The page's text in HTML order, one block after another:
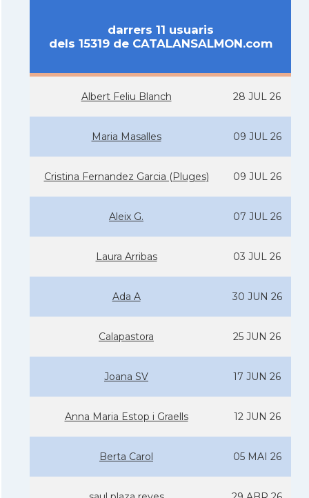
darrers 11 usuaris
dels 15319 de CATALANSALMON.com
Albert Feliu Blanch 28 JUL 26
Maria Masalles 09 JUL 26
Cristina Fernandez Garcia (Pluges) 09 JUL 26
Aleix G. 07 JUL 26
Laura Arribas 03 JUL 26
Ada A 30 JUN 26
Calapastora 25 JUN 26
Joana SV 17 JUN 26
Anna Maria Estop i Graells 12 JUN 26
Berta Carol 05 MAI 26